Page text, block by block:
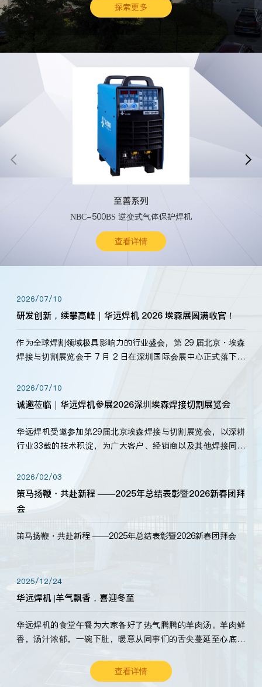
探索更多
至善系列
NBC-500BS 逆变式气体保护焊机
查看详情
 
2026/07/10
研发创新，续攀高峰｜华远焊机 2026 埃森展圆满收官！
作为全球焊割领域极具影响力的行业盛会，第 29 届北京・埃森
焊接与切割展览会于 7 月 2 日在深圳国际会展中心正式落下帷
标准，持之以恒研发新产品、新技术。新老客户、行业伙伴、
海内外客户为目睹公司发布的新产…
2026/07/10
诚邀莅临｜华远焊机参展2026深圳埃森焊接切割展览会
华远焊机受邀参加第29届北京埃森焊接与切割展览会，以深耕
行业33载的技术积淀，为广大客户、经销商以及其他焊接同仁
2026/02/03
策马扬鞭・共赴新程 ——2025年总结表彰暨2026新春团拜
会
策马扬鞭・共赴新程 ——2025年总结表彰暨2026新春团拜会
2025/12/24
华远焊机 |羊气飘香，喜迎冬至
华远焊机的食堂午餐为大家备好了热气腾腾的羊肉汤。羊肉鲜
香，汤汁浓郁，一碗下肚，暖意从同事们的舌尖蔓延至心底。
查看详情